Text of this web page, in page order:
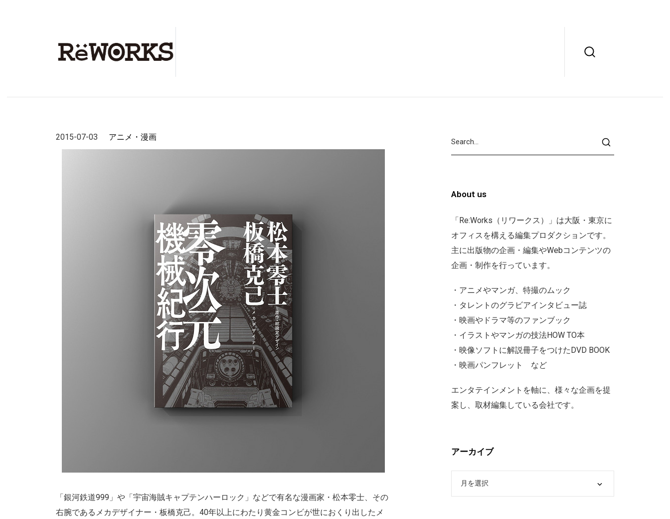
2015-07-03 アニメ・漫画
「銀河鉄道999」や「宇宙海賊キャプテンハーロック」などで有名な漫画家・松本零士、その
右腕であるメカデザイナー・板橋克己。40年以上にわたり黄金コンビが世におくり出したメ
About us
「Re:Works（リワークス）」は大阪・東京に
オフィスを構える編集プロダクションです。
主に出版物の企画・編集やWebコンテンツの
企画・制作を行っています。
・アニメやマンガ、特撮のムック
・タレントのグラビアインタビュー誌
・映画やドラマ等のファンブック
・イラストやマンガの技法HOW TO本
・映像ソフトに解説冊子をつけたDVD BOOK
・映画パンフレット など
エンタテインメントを軸に、様々な企画を提
案し、取材編集している会社です。
アーカイブ